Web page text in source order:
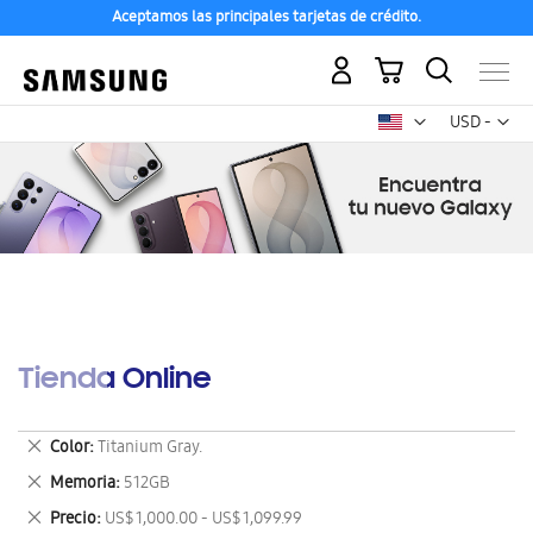
Aceptamos las principales tarjetas de crédito.
USD -
dólar
Mi carrito
Tienda Online
Color Titanium Gray.
Eliminar
este
artículo
Memoria 512GB
Eliminar
este
Precio US$ 1,000.00 - US$ 1,099.99
Eliminar